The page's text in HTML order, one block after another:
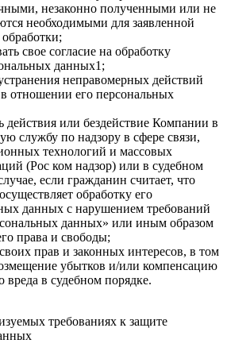
незаконно полученными или не
необходимыми для заявленной
свое согласие на обработку
данных1;
неправомерных действий
отношении его персональных
действия или бездействие Компании в
службу по надзору в сфере связи,
технологий и массовых
(Рос ком надзор) или в судебном
если гражданин считает, что
обработку его
данных с нарушением требований
данных» или иным образом
права и свободы;
прав и законных интересов, в том
убытков и/или компенсацию
вреда в судебном порядке.
требованиях к защите